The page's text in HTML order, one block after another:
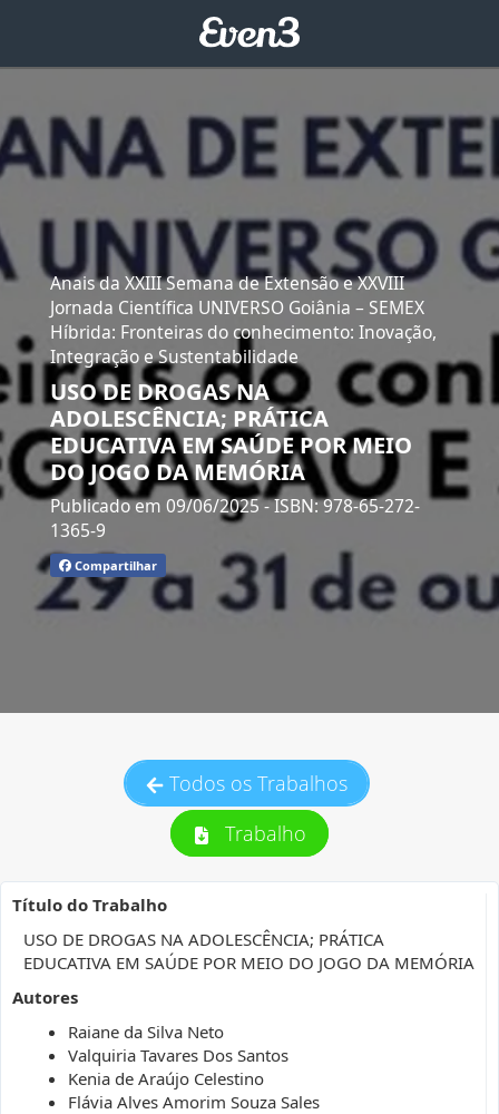
Anais da XXIII Semana de Extensão e XXVIII
Jornada Científica UNIVERSO Goiânia – SEMEX
Híbrida: Fronteiras do conhecimento: Inovação,
Integração e Sustentabilidade
USO DE DROGAS NA
ADOLESCÊNCIA; PRÁTICA
EDUCATIVA EM SAÚDE POR MEIO
DO JOGO DA MEMÓRIA
Publicado em 09/06/2025- ISBN: 978-65-272-
1365-9
Compartilhar
Todos os Trabalhos
Trabalho
Título do Trabalho
USO DE DROGAS NA ADOLESCÊNCIA; PRÁTICA
EDUCATIVA EM SAÚDE POR MEIO DO JOGO DA MEMÓRIA
Autores
Raiane da Silva Neto
Valquiria Tavares Dos Santos
Kenia de Araújo Celestino
Flávia Alves Amorim Souza Sales